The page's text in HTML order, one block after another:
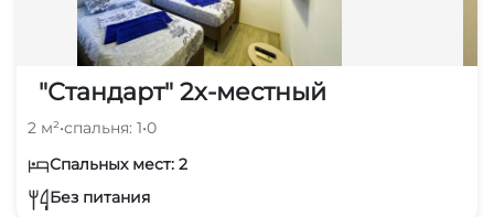
"Стандарт" 2х-местный
2 м²•спальня: 1•0
Спальных мест: 2
Без питания